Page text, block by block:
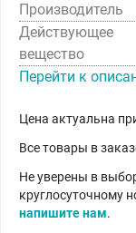
Производитель
Действующее
вещество
Перейти к
Цена актуальна
Все товары в
Не уверены в
круглосуточному
напишите нам.